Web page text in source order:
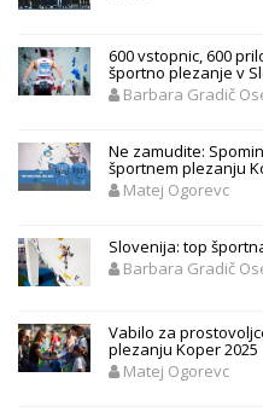
600 vstopnic, 600
športno plezanje v
Barbara Gradič
Ne zamudite:
športnem plezanju
Matej Ogorevc
Slovenija: top
Barbara Gradič
Vabilo za
plezanju Koper 2025
Matej Ogorevc